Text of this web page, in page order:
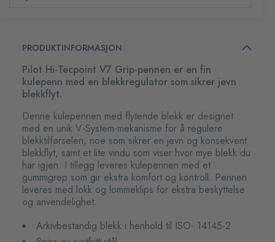
PRODUKTINFORMASJON
Pilot Hi-Tecpoint V7 Grip-pennen er en fin
kulepenn med en blekkregulator som sikrer jevn
blekkflyt.
Denne kulepennen med flytende blekk er designet
med en unik V-System-mekanisme for å regulere
blekktilførselen, noe som sikrer en jevn og konsekvent
blekkflyt, samt et lite vindu som viser hvor mye blekk du
har igjen. I tillegg leveres kulepennen med et
gummigrep som gir ekstra komfort og kontroll. Pennen
leveres med lokk og lommeklips for ekstra beskyttelse
og anvendelighet.
Arkivbestandig blekk i henhold til ISO- 14145-2